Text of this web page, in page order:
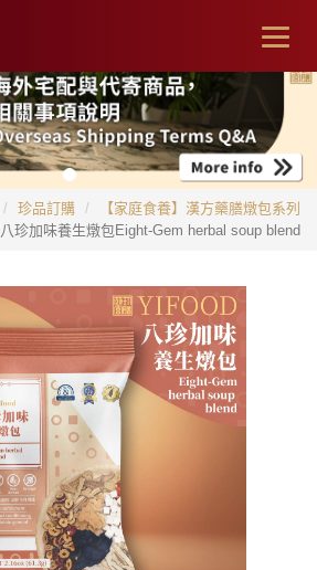
珍品訂購
【家庭食養】漢方藥膳燉包系列
八珍加味養生燉包Eight-Gem herbal soup blend